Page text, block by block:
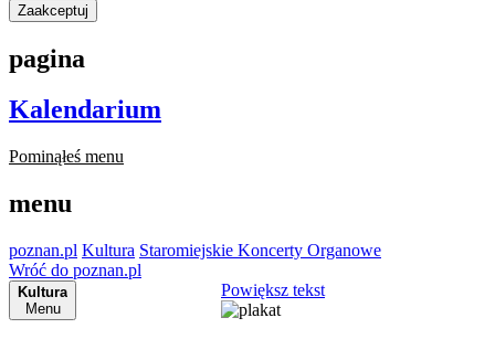
Zaakceptuj
pagina
Kalendarium
Pominąłeś menu
menu
poznan.pl Kultura Staromiejskie Koncerty Organowe
Wróć do poznan.pl
Kultura
Menu
Powiększ tekst